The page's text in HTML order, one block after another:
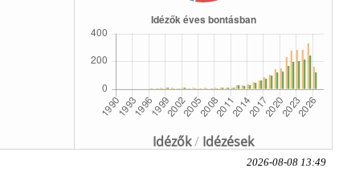
Idézők/ Idézések
2026-08-08 13:49